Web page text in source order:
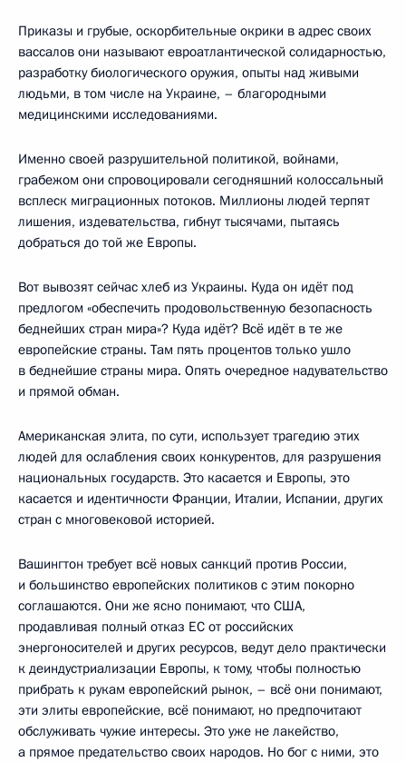
Приказы и грубые, оскорбительные окрики в адрес своих
вассалов они называют евроатлантической солидарностью,
разработку биологического оружия, опыты над живыми
людьми, в том числе на Украине, – благородными
медицинскими исследованиями.
Именно своей разрушительной политикой, войнами,
грабежом они спровоцировали сегодняшний колоссальный
всплеск миграционных потоков. Миллионы людей терпят
лишения, издевательства, гибнут тысячами, пытаясь
добраться до той же Европы.
Вот вывозят сейчас хлеб из Украины. Куда он идёт под
предлогом «обеспечить продовольственную безопасность
беднейших стран мира»? Куда идёт? Всё идёт в те же
европейские страны. Там пять процентов только ушло
в беднейшие страны мира. Опять очередное надувательство
и прямой обман.
Американская элита, по сути, использует трагедию этих
людей для ослабления своих конкурентов, для разрушения
национальных государств. Это касается и Европы, это
касается и идентичности Франции, Италии, Испании, других
стран с многовековой историей.
Вашингтон требует всё новых санкций против России,
и большинство европейских политиков с этим покорно
соглашаются. Они же ясно понимают, что США,
продавливая полный отказ ЕС от российских
энергоносителей и других ресурсов, ведут дело практически
к деиндустриализации Европы, к тому, чтобы полностью
прибрать к рукам европейский рынок, – всё они понимают,
эти элиты европейские, всё понимают, но предпочитают
обслуживать чужие интересы. Это уже не лакейство,
а прямое предательство своих народов. Но бог с ними, это